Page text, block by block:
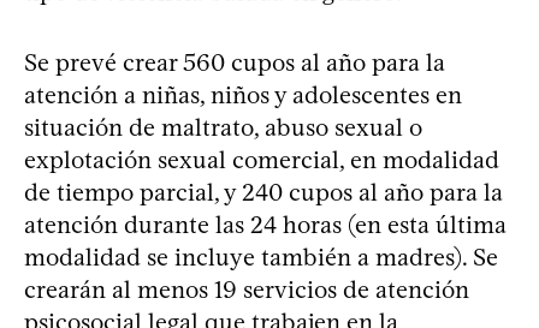
Se prevé crear 560 cupos al año para la
atención a niñas, niños y adolescentes en
situación de maltrato, abuso sexual o
explotación sexual comercial, en modalidad
de tiempo parcial, y 240 cupos al año para la
atención durante las 24 horas (en esta última
modalidad se incluye también a madres). Se
crearán al menos 19 servicios de atención
psicosocial legal que trabajen en la